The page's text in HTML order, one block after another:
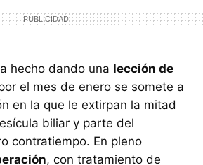
hecho dando una lección de
el mes de enero se somete a
en la que le extirpan la mitad
biliar y parte del
contratiempo. En pleno
, con tratamiento de